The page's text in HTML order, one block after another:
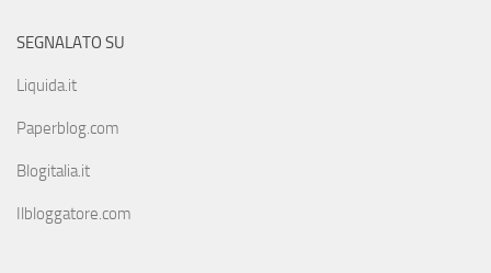
SEGNALATO SU
Liquida.it
Paperblog.com
Blogitalia.it
Ilbloggatore.com